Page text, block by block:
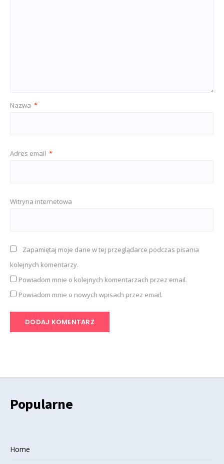
Nazwa *
Adres email *
Witryna internetowa
Zapamiętaj moje dane w tej przeglądarce podczas pisania
kolejnych komentarzy.
Powiadom mnie o kolejnych komentarzach przez email.
Powiadom mnie o nowych wpisach przez email.
Popularne
Home